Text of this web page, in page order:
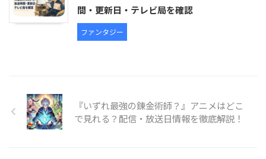
間・更新日・テレビ局を確認
ファンタジー
『いずれ最強の錬金術師？』アニメはどこ
で見れる？配信・放送日情報を徹底解説！